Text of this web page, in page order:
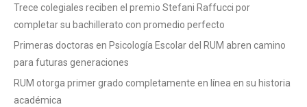
Trece colegiales reciben el premio Stefani Raffucci por
completar su bachillerato con promedio perfecto
Primeras doctoras en Psicología Escolar del RUM abren camino
para futuras generaciones
RUM otorga primer grado completamente en línea en su historia
académica